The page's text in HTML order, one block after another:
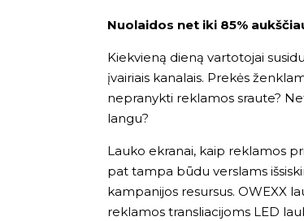
Nuolaidos net iki 85%
Kiekvieną dieną vartotojai
įvairiais kanalais. Prekės
nepranykti reklamos sraute?
langu?
Lauko ekranai, kaip reklamos
pat tampa būdu verslams
kampanijos resursus. OWEXX
reklamos transliacijoms LED